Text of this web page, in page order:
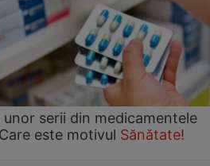
serii din medicamentele
este motivul Sănătate!